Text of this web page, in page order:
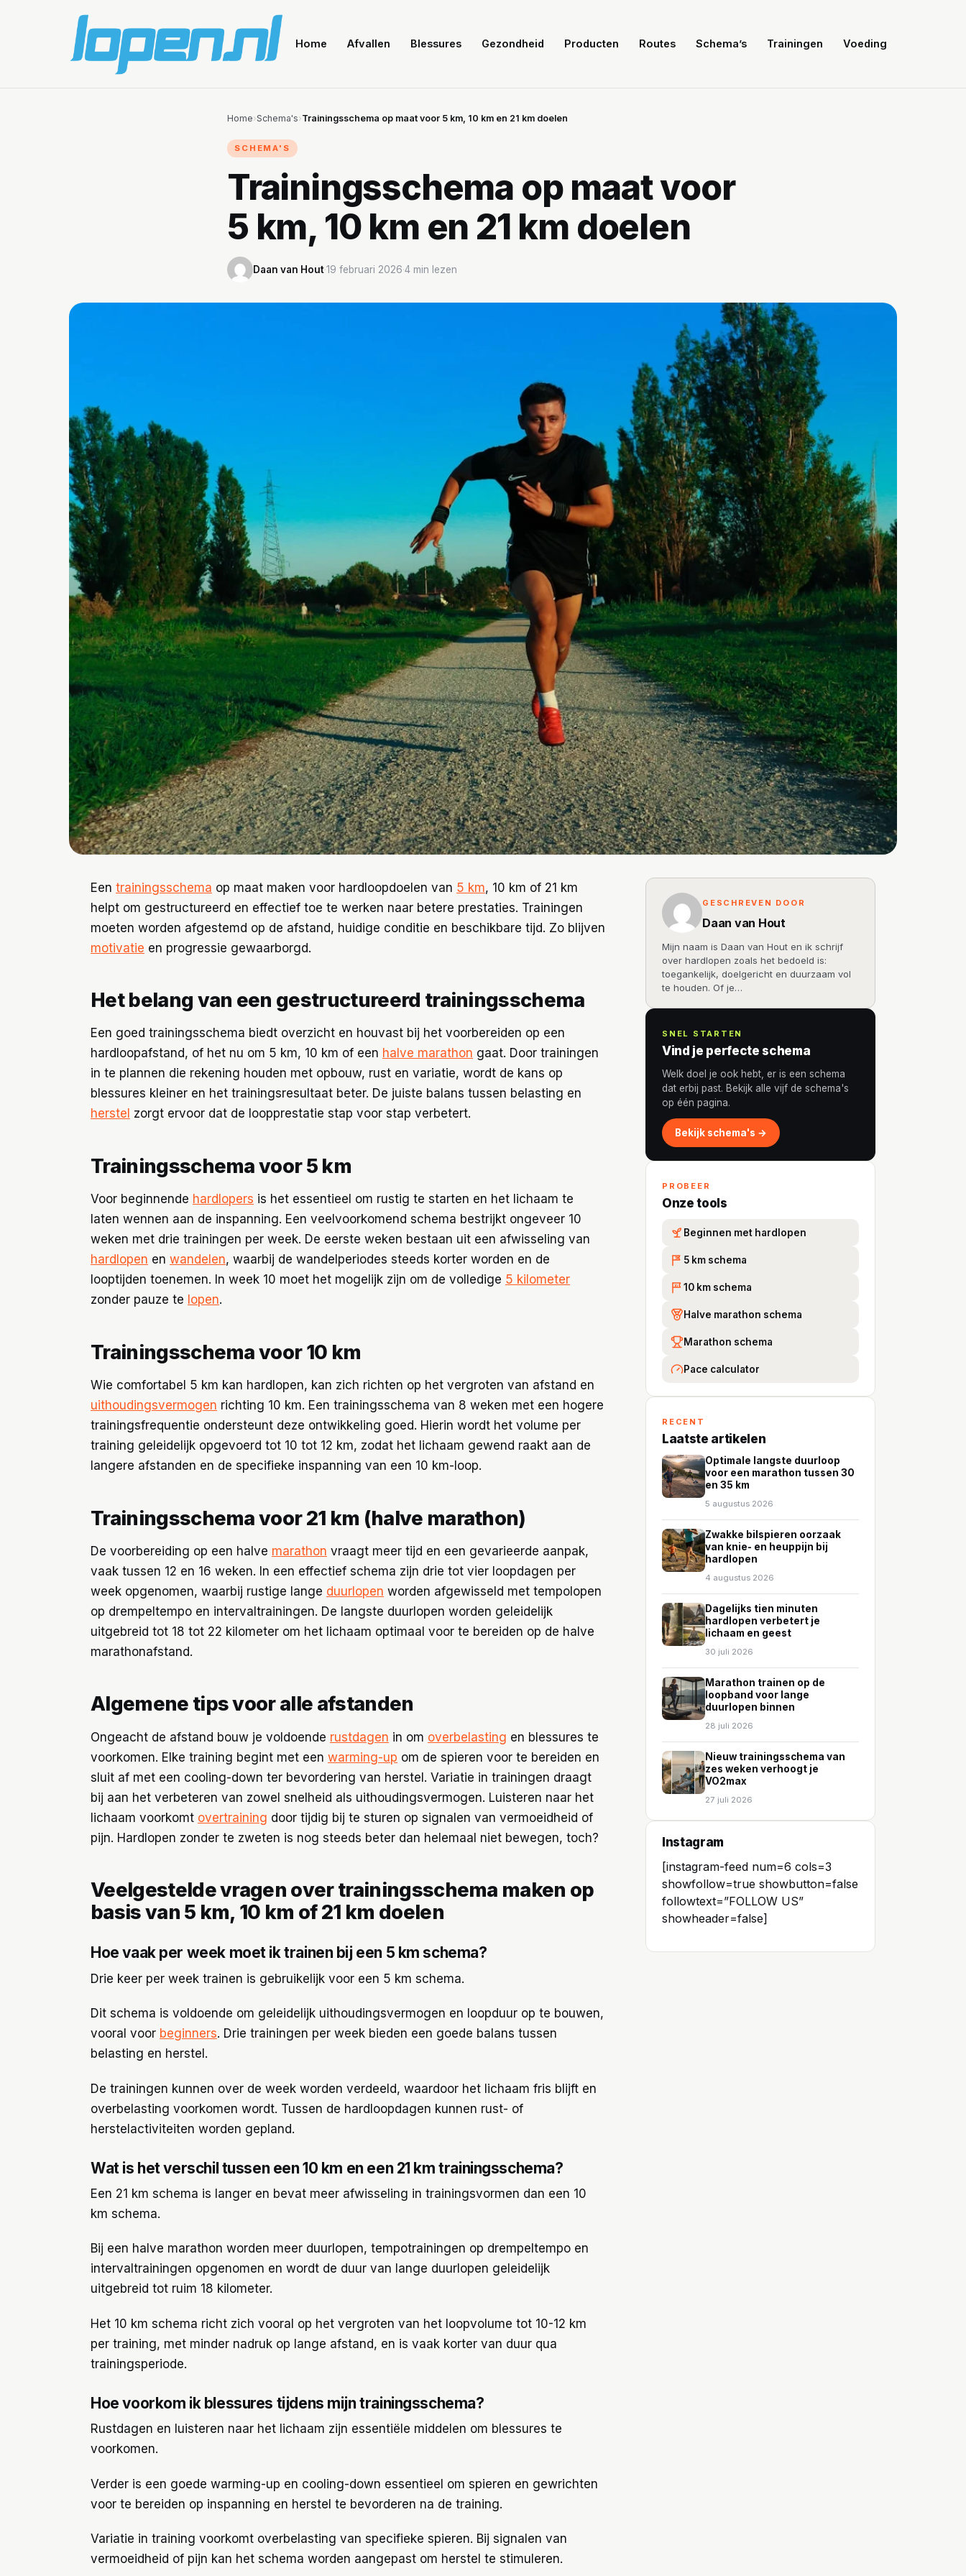
Home Afvallen Blessures Gezondheid Producten Routes Schema’s Trainingen Voeding
Home›Schema's›Trainingsschema op maat voor 5 km, 10 km en 21 km doelen
SCHEMA'S
Trainingsschema op maat voor
5 km, 10 km en 21 km doelen
Daan van Hout·19 februari 2026·4 min lezen
Een trainingsschema op maat maken voor hardloopdoelen van 5 km, 10 km of 21 km
helpt om gestructureerd en effectief toe te werken naar betere prestaties. Trainingen
moeten worden afgestemd op de afstand, huidige conditie en beschikbare tijd. Zo blijven
motivatie en progressie gewaarborgd.
Het belang van een gestructureerd trainingsschema
Een goed trainingsschema biedt overzicht en houvast bij het voorbereiden op een
hardloopafstand, of het nu om 5 km, 10 km of een halve marathon gaat. Door trainingen
in te plannen die rekening houden met opbouw, rust en variatie, wordt de kans op
blessures kleiner en het trainingsresultaat beter. De juiste balans tussen belasting en
herstel zorgt ervoor dat de loopprestatie stap voor stap verbetert.
Trainingsschema voor 5 km
Voor beginnende hardlopers is het essentieel om rustig te starten en het lichaam te
laten wennen aan de inspanning. Een veelvoorkomend schema bestrijkt ongeveer 10
weken met drie trainingen per week. De eerste weken bestaan uit een afwisseling van
hardlopen en wandelen, waarbij de wandelperiodes steeds korter worden en de
looptijden toenemen. In week 10 moet het mogelijk zijn om de volledige 5 kilometer
zonder pauze te lopen.
Trainingsschema voor 10 km
Wie comfortabel 5 km kan hardlopen, kan zich richten op het vergroten van afstand en
uithoudingsvermogen richting 10 km. Een trainingsschema van 8 weken met een hogere
trainingsfrequentie ondersteunt deze ontwikkeling goed. Hierin wordt het volume per
training geleidelijk opgevoerd tot 10 tot 12 km, zodat het lichaam gewend raakt aan de
langere afstanden en de specifieke inspanning van een 10 km-loop.
Trainingsschema voor 21 km (halve marathon)
De voorbereiding op een halve marathon vraagt meer tijd en een gevarieerde aanpak,
vaak tussen 12 en 16 weken. In een effectief schema zijn drie tot vier loopdagen per
week opgenomen, waarbij rustige lange duurlopen worden afgewisseld met tempolopen
op drempeltempo en intervaltrainingen. De langste duurlopen worden geleidelijk
uitgebreid tot 18 tot 22 kilometer om het lichaam optimaal voor te bereiden op de halve
marathonafstand.
Algemene tips voor alle afstanden
Ongeacht de afstand bouw je voldoende rustdagen in om overbelasting en blessures te
voorkomen. Elke training begint met een warming-up om de spieren voor te bereiden en
sluit af met een cooling-down ter bevordering van herstel. Variatie in trainingen draagt
bij aan het verbeteren van zowel snelheid als uithoudingsvermogen. Luisteren naar het
lichaam voorkomt overtraining door tijdig bij te sturen op signalen van vermoeidheid of
pijn. Hardlopen zonder te zweten is nog steeds beter dan helemaal niet bewegen, toch?
Veelgestelde vragen over trainingsschema maken op
basis van 5 km, 10 km of 21 km doelen
Hoe vaak per week moet ik trainen bij een 5 km schema?
Drie keer per week trainen is gebruikelijk voor een 5 km schema.
Dit schema is voldoende om geleidelijk uithoudingsvermogen en loopduur op te bouwen,
vooral voor beginners. Drie trainingen per week bieden een goede balans tussen
belasting en herstel.
De trainingen kunnen over de week worden verdeeld, waardoor het lichaam fris blijft en
overbelasting voorkomen wordt. Tussen de hardloopdagen kunnen rust- of
herstelactiviteiten worden gepland.
Wat is het verschil tussen een 10 km en een 21 km trainingsschema?
Een 21 km schema is langer en bevat meer afwisseling in trainingsvormen dan een 10
km schema.
Bij een halve marathon worden meer duurlopen, tempotrainingen op drempeltempo en
intervaltrainingen opgenomen en wordt de duur van lange duurlopen geleidelijk
uitgebreid tot ruim 18 kilometer.
Het 10 km schema richt zich vooral op het vergroten van het loopvolume tot 10-12 km
per training, met minder nadruk op lange afstand, en is vaak korter van duur qua
trainingsperiode.
Hoe voorkom ik blessures tijdens mijn trainingsschema?
Rustdagen en luisteren naar het lichaam zijn essentiële middelen om blessures te
voorkomen.
Verder is een goede warming-up en cooling-down essentieel om spieren en gewrichten
voor te bereiden op inspanning en herstel te bevorderen na de training.
Variatie in training voorkomt overbelasting van specifieke spieren. Bij signalen van
vermoeidheid of pijn kan het schema worden aangepast om herstel te stimuleren.
GESCHREVEN DOOR
Daan van Hout
Mijn naam is Daan van Hout en ik schrijf
over hardlopen zoals het bedoeld is:
toegankelijk, doelgericht en duurzaam vol
te houden. Of je…
SNEL STARTEN
Vind je perfecte schema
Welk doel je ook hebt, er is een schema
dat erbij past. Bekijk alle vijf de schema's
op één pagina.
Bekijk schema's →
PROBEER
Onze tools
Beginnen met hardlopen
5K 5 km schema
10 10 km schema
Halve marathon schema
Marathon schema
Pace calculator
RECENT
Laatste artikelen
Optimale langste duurloop
voor een marathon tussen 30
en 35 km
5 augustus 2026
Zwakke bilspieren oorzaak
van knie- en heuppijn bij
hardlopen
4 augustus 2026
Dagelijks tien minuten
hardlopen verbetert je
lichaam en geest
30 juli 2026
Marathon trainen op de
loopband voor lange
duurlopen binnen
28 juli 2026
Nieuw trainingsschema van
zes weken verhoogt je
VO2max
27 juli 2026
Instagram
[instagram-feed num=6 cols=3
showfollow=true showbutton=false
followtext=”FOLLOW US”
showheader=false]